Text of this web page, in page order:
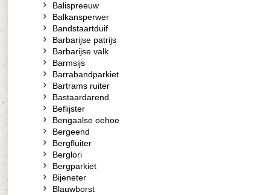
Balispreeuw
Balkansperwer
Bandstaartduif
Barbarijse patrijs
Barbarijse valk
Barmsijs
Barrabandparkiet
Bartrams ruiter
Bastaardarend
Beflijster
Bengaalse oehoe
Bergeend
Bergfluiter
Berglori
Bergparkiet
Bijeneter
Blauwborst